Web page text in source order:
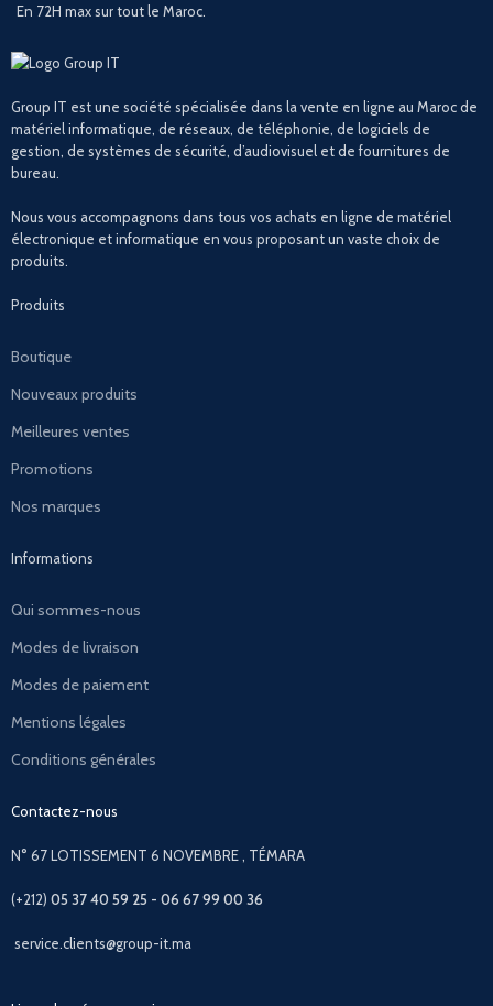
En 72H max sur tout le Maroc.
Group IT est une société spécialisée dans la vente en ligne au Maroc de
matériel informatique, de réseaux, de téléphonie, de logiciels de
gestion, de systèmes de sécurité, d’audiovisuel et de fournitures de
bureau.
Nous vous accompagnons dans tous vos achats en ligne de matériel
électronique et informatique en vous proposant un vaste choix de
produits.
Produits
Boutique
Nouveaux produits
Meilleures ventes
Promotions
Nos marques
Informations
Qui sommes-nous
Modes de livraison
Modes de paiement
Mentions légales
Conditions générales
Contactez-nous
N° 67 LOTISSEMENT 6 NOVEMBRE , TÉMARA
(+212)05 37 40 59 25 - 06 67 99 00 36
service.clients@group-it.ma